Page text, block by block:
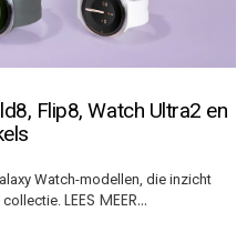
Flip8, Watch Ultra2 en
Watch-modellen, die inzicht
collectie. LEES MEER…